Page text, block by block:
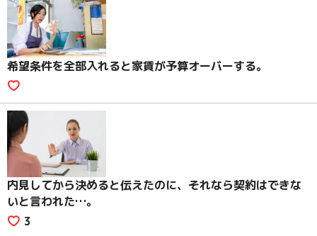
希望条件を全部入れると家賃が予算オーバーする。
内見してから決めると伝えたのに、それなら契約はできな
いと言われた…。
3